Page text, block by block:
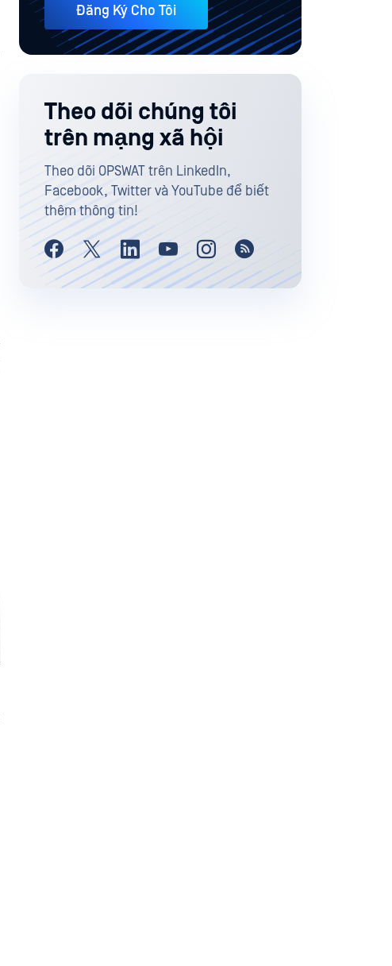
Đăng Ký Cho Tôi
Theo dõi chúng tôi
trên mạng xã hội
Theo dõi OPSWAT trên LinkedIn,
Facebook, Twitter và YouTube để biết
thêm thông tin!